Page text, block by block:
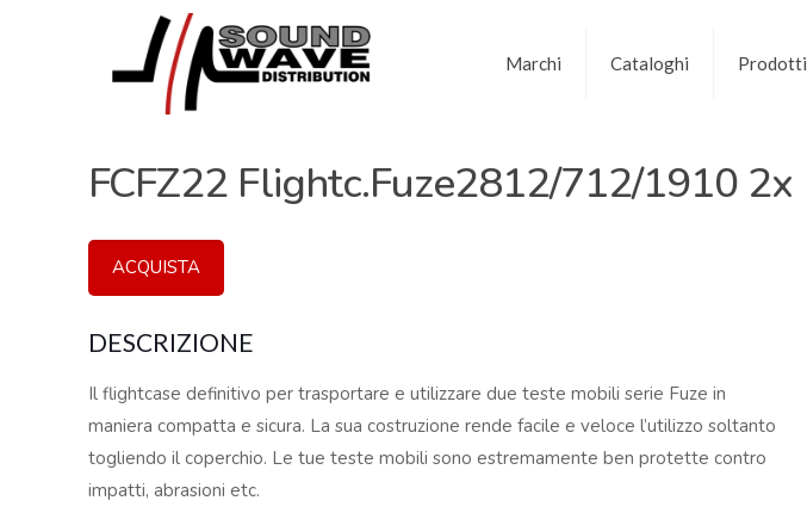
Marchi Cataloghi Prodotti
FCFZ22 Flightc.Fuze2812/712/1910 2x
ACQUISTA
DESCRIZIONE
Il flightcase definitivo per trasportare e utilizzare due teste mobili serie Fuze in
maniera compatta e sicura. La sua costruzione rende facile e veloce l’utilizzo soltanto
togliendo il coperchio. Le tue teste mobili sono estremamente ben protette contro
impatti, abrasioni etc.